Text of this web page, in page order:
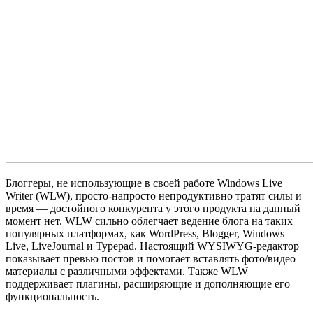
Блоггеры, не использующие в своей работе Windows Live
Writer (WLW), просто‐напросто непродуктивно тратят силы и
время — достойного конкурента у этого продукта на данный
момент нет. WLW сильно облегчает ведение блога на таких
популярных платформах, как WordPress, Blogger, Windows
Live, LiveJournal и Typepad. Настоящий WYSIWYG‐редактор
показывает превью постов и помогает вставлять фото/видео
материалы с различными эффектами. Также WLW
поддерживает плагины, расширяющие и дополняющие его
функциональность.